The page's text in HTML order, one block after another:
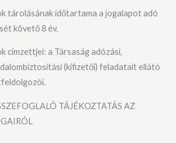
tárolásának időtartama a jogalapot adó
követő 8 év.
címzettjei: a Társaság adózási,
(kifizetői) feladatait ellátó
TÁJÉKOZTATÁS AZ